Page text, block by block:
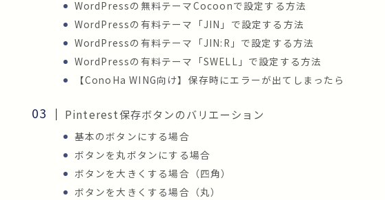
WordPressの無料テーマCocoonで設定する方法
WordPressの有料テーマ「JIN」で設定する方法
WordPressの有料テーマ「JIN:R」で設定する方法
WordPressの有料テーマ「SWELL」で設定する方法
【ConoHa WING向け】保存時にエラーが出てしまったら
Pinterest保存ボタンのバリエーション
基本のボタンにする場合
ボタンを丸ボタンにする場合
ボタンを大きくする場合（四角）
ボタンを大きくする場合（丸）